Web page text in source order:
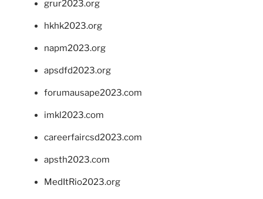
grur2023.org
hkhk2023.org
napm2023.org
apsdfd2023.org
forumausape2023.com
imkl2023.com
careerfaircsd2023.com
apsth2023.com
MedItRio2023.org